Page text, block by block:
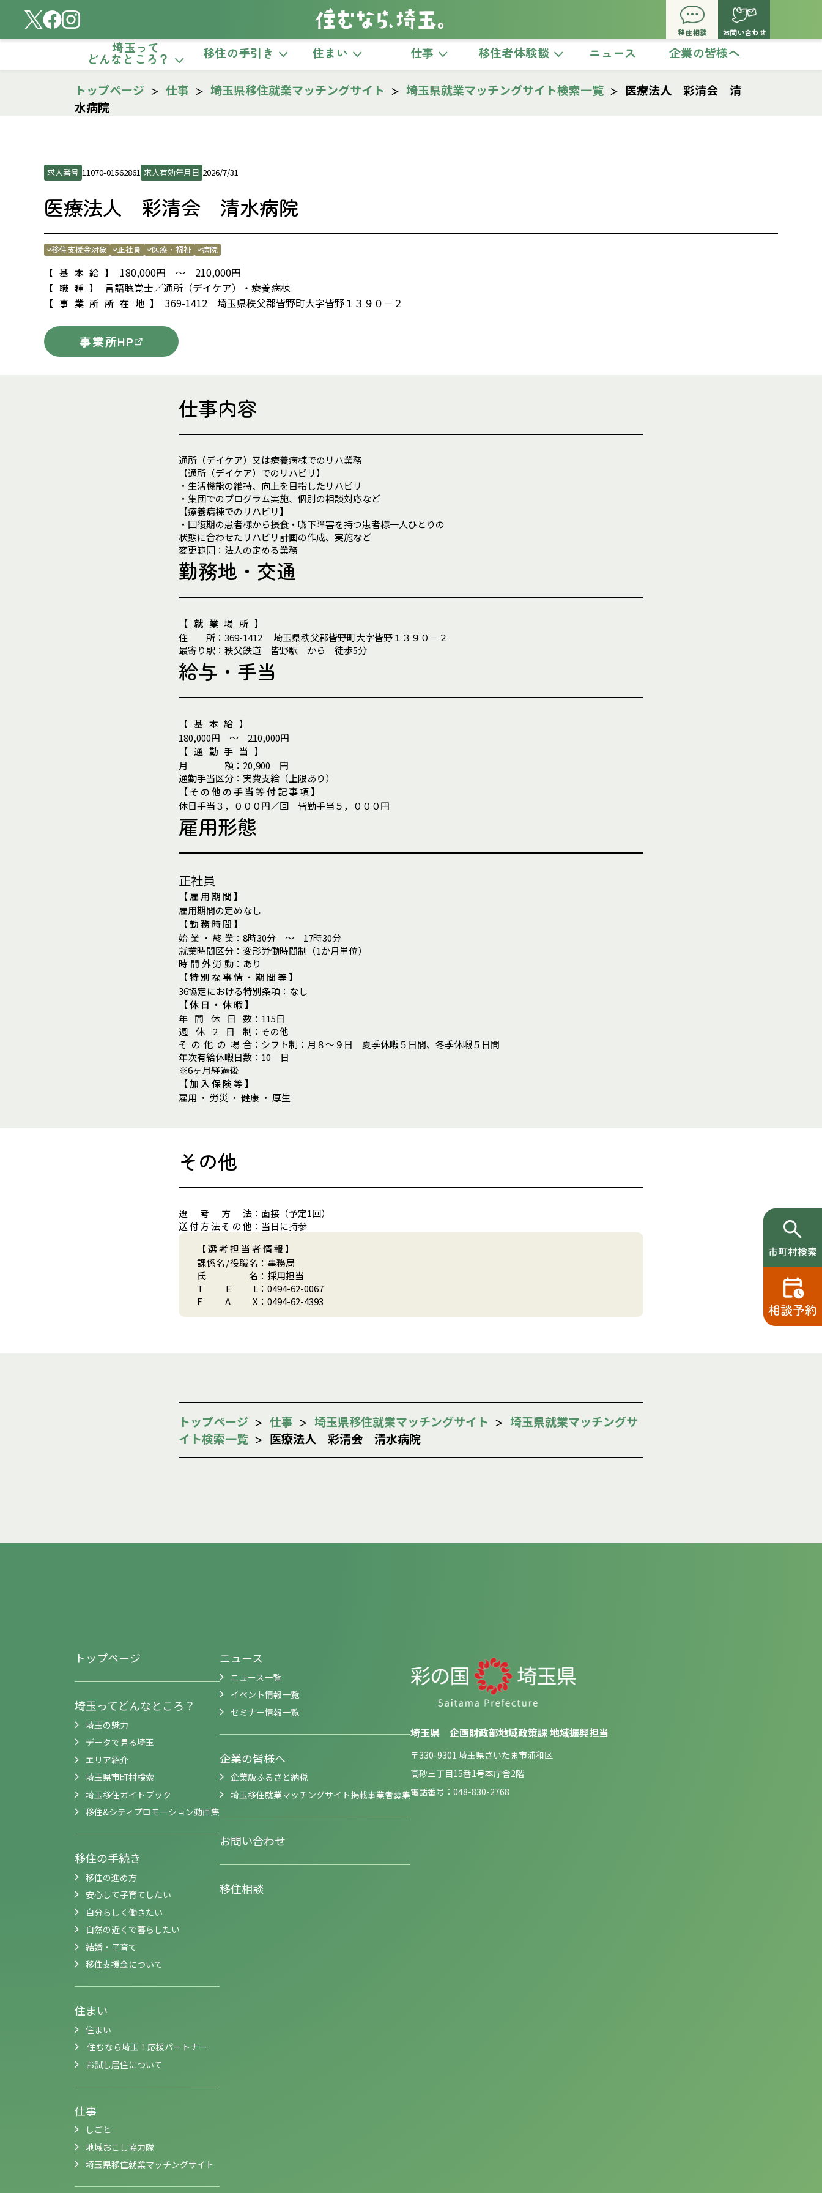
移住相談 お問い合わせ
埼玉って
どんなところ？ 移住の手引き 住まい 仕事 移住者体験談 ニュース 企業の皆様へ
トップページ 仕事 埼玉県移住就業マッチングサイト 埼玉県就業マッチングサイト検索一覧
医療法人 彩清会 清
水病院
求人番号 11070-01562861 求人有効年月日 2026/7/31
医療法人 彩清会 清水病院
移住支援金対象 正社員 医療・福祉 病院
【基本給】 180,000円 ～ 210,000円
【職種】 言語聴覚士／通所（デイケア）・療養病棟
【事業所所在地】 369-1412 埼玉県秩父郡皆野町大字皆野１３９０－２
事業所HP
仕事内容
通所（デイケア）又は療養病棟でのリハ業務
【通所（デイケア）でのリハビリ】
・生活機能の維持、向上を目指したリハビリ
・集団でのプログラム実施、個別の相談対応など
【療養病棟でのリハビリ】
・回復期の患者様から摂食・嚥下障害を持つ患者様一人ひとりの
状態に合わせたリハビリ計画の作成、実施など
変更範囲：法人の定める業務
勤務地・交通
【就業場所】
住
所 ： 369-1412
埼玉県秩父郡皆野町大字皆野１３９０－２
最寄り駅 ： 秩父鉄道 皆野駅 から 徒歩5分
給与・手当
【基本給】
180,000円 ～ 210,000円
【通勤手当】
月
額 ： 20,900 円
通勤手当区分 ： 実費支給（上限あり）
【その他の手当等付記事項】
休日手当３，０００円／回 皆勤手当５，０００円
雇用形態
正社員
【雇用期間】
雇用期間の定めなし
【勤務時間】
始 業 ・ 終 業 ： 8時30分 ～ 17時30分
就業時間区分 ： 変形労働時間制（1か月単位）
時 間 外 労 動 ： あり
【特別な事情・期間等】
36協定における特別条項 ： なし
【休日・休暇】
年 間 休 日 数 ： 115日
週
休 2 日 制 ： その他
そ の 他 の 場 合 ： シフト制：月８～９日 夏季休暇５日間、冬季休暇５日間
年次有給休暇日数
※6ヶ月経過後
： 10 日
【加入保険等】
雇用 ・ 労災 ・ 健康 ・ 厚生
その他
選 考 方 法 ： 面接（予定1回）
送付方法そ の他 ： 当日に持参
【選考担当者情報】
課係名/役職名 ： 事務局
氏
名 ： 採用担当
T
E L ： 0494-62-0067
F
A X ： 0494-62-4393
トップページ 仕事 埼玉県移住就業マッチングサイト
埼玉県就業マッチングサ
イト検索一覧
医療法人 彩清会 清水病院
トップページ
埼玉ってどんなところ？
埼玉の魅力
データで見る埼玉
エリア紹介
埼玉県市町村検索
埼玉移住ガイドブック
移住&シティプロモーション動画集
移住の手続き
移住の進め方
安心して子育てしたい
自分らしく働きたい
自然の近くで暮らしたい
結婚・子育て
移住支援金について
住まい
住まい
住むなら埼玉！応援パートナー
お試し居住について
仕事
しごと
地域おこし協力隊
埼玉県移住就業マッチングサイト
ニュース
ニュース一覧
イベント情報一覧
セミナー情報一覧
企業の皆様へ
企業版ふるさと納税
埼玉移住就業マッチングサイト掲載事業者募集
お問い合わせ
移住相談
埼玉県 企画財政部地域政策課 地域振興担当
〒330-9301 埼玉県さいたま市浦和区
高砂三丁目15番1号本庁舎2階
電話番号：048-830-2768